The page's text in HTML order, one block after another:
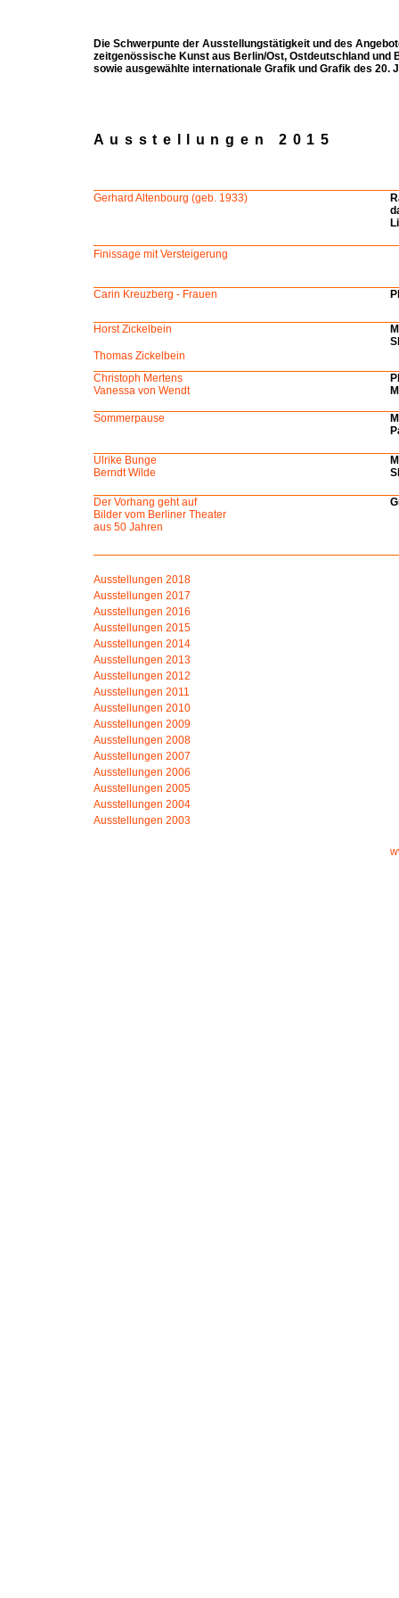
Die Schwerpunte der Ausstellungstätigkeit und des
zeitgenössische Kunst aus Berlin/Ost, Ostdeutschland und
sowie ausgewählte internationale Grafik und Grafik des 20.
Ausstellungen 2015
Gerhard Altenbourg (geb. 1933)
Finissage mit Versteigerung
Carin Kreuzberg - Frauen
Horst Zickelbein
Thomas Zickelbein
Christoph Mertens
Vanessa von Wendt
Sommerpause
Ulrike Bunge
Berndt Wilde
Der Vorhang geht auf
Bilder vom Berliner Theater
aus 50 Jahren
Ausstellungen 2018
Ausstellungen 2017
Ausstellungen 2016
Ausstellungen 2015
Ausstellungen 2014
Ausstellungen 2013
Ausstellungen 2012
Ausstellungen 2011
Ausstellungen 2010
Ausstellungen 2009
Ausstellungen 2008
Ausstellungen 2007
Ausstellungen 2006
Ausstellungen 2005
Ausstellungen 2004
Ausstellungen 2003